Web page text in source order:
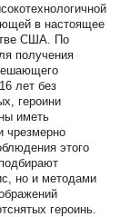
в настоящее
США. По
получения
лет без
героини
иметь
чрезмерно
этого
но и методами
героинь.